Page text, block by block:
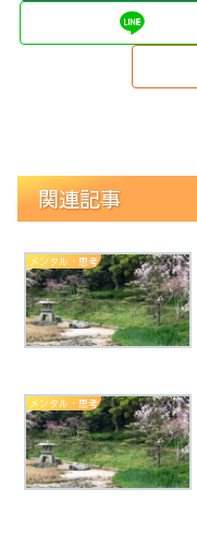
関連記事
メンタル・思考
メンタル・思考